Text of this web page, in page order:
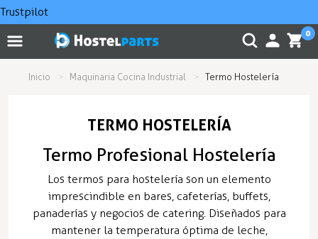
Trustpilot
0
Inicio Maquinaria Cocina Industrial Termo Hostelería
TERMO HOSTELERÍA
Termo Profesional Hostelería
Los termos para hostelería son un elemento
imprescindible en bares, cafeterías, buffets,
panaderías y negocios de catering. Diseñados para
mantener la temperatura óptima de leche,